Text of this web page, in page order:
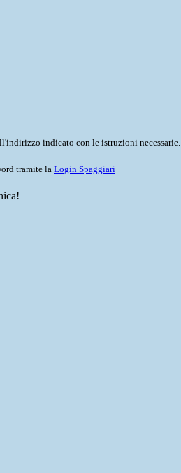
indicato con le istruzioni necessarie.
tramite la Login Spaggiari